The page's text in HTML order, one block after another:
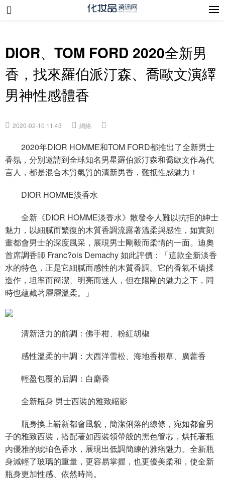
DIOR、TOM FORD 2020全新男
香，找來羅伯派汀森、喬歐文演繹
男神性感體香
2020-02-10 11:43 網絡
2020年DIOR HOMME和TOM FORD都推出了全新男士
香氛，分別邀請到全球知名男星羅伯派汀森和喬歐文作為代
言人，都是混合木質氣質的清新男香，難抵性感魅力！
DIOR HOMME淡香水
全新《DIOR HOMME淡香水》散發令人難以抗拒的紳士
魅力，以細膩而繁復的木質香調流露著溫柔與感性，如實刻
畫都會男士的深度風采，展現男士剛毅而柔情的一面。迪奧
首席調香師 Franc?ois Demachy 如此評價：「這款全新淡香
水的特色，正是它細膩而感性的木質香調。它的香氣不矯揉
造作，坦率而簡潔、明亮而迷人，但在陽剛的魅力之下，同
時也蘊藏著層層溫柔。」
清新活力的前調：佛手柑、粉紅胡椒
感性溫柔的中調：大西洋雪松、海地香根草、廣藿香
輕盈包覆的后調：白麝香
全新瓶身 男士西裝的雅致縮影
瓶身換上嶄新都會風貌，簡潔俐落的線條，宛如都會男
子的雅致西裝，搭配著如西裝領帶般的黑色管芯，烘托著瓶
內優雅的琥珀色香水，展現出低調簡練的雅痞魅力。全新瓶
身減輕了玻璃的重量，更容易掌握，也更優美柔和，使全新
瓶身更加性感、依然時尚。